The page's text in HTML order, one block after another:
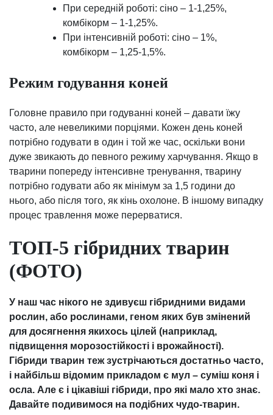
При середній роботі: сіно – 1-1,25%,
комбікорм – 1-1,25%.
При інтенсивній роботі: сіно – 1%,
комбікорм – 1,25-1,5%.
Режим годування коней
Головне правило при годуванні коней – давати їжу
часто, але невеликими порціями. Кожен день коней
потрібно годувати в один і той же час, оскільки вони
дуже звикають до певного режиму харчування. Якщо в
тварини попереду інтенсивне тренування, тварину
потрібно годувати або як мінімум за 1,5 години до
нього, або після того, як кінь охолоне. В іншому випадку
процес травлення може перерватися.
ТОП-5 гібридних тварин
(ФОТО)
У наш час нікого не здивуєш гібридними видами
рослин, або рослинами, геном яких був змінений
для досягнення якихось цілей (наприклад,
підвищення морозостійкості і врожайності).
Гібриди тварин теж зустрічаються достатньо часто,
і найбільш відомим прикладом є мул – суміш коня і
осла. Але є і цікавіші гібриди, про які мало хто знає.
Давайте подивимося на подібних чудо-тварин.